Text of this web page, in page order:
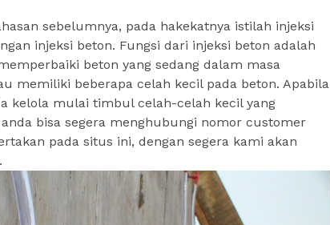
sebelumnya, pada hakekatnya istilah injeksi
injeksi beton. Fungsi dari injeksi beton adalah
beton yang sedang dalam masa
memiliki beberapa celah kecil pada beton. Apabila
kelola mulai timbul celah-celah kecil yang
bisa segera menghubungi nomor customer
pada situs ini, dengan segera kami akan